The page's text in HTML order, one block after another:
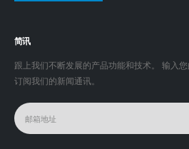
简讯
跟上我们不断发展的产品功能和技术。 输入
订阅我们的新闻通讯。